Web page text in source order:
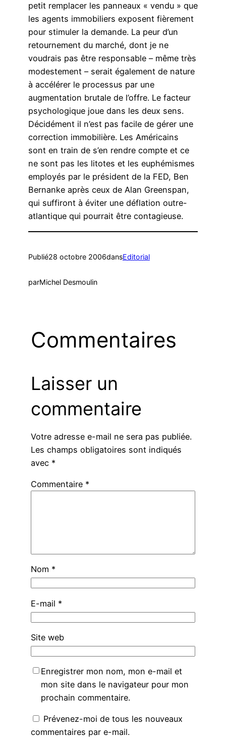
petit remplacer les panneaux « vendu » que
les agents immobiliers exposent fièrement
pour stimuler la demande. La peur d’un
retournement du marché, dont je ne
voudrais pas être responsable – même très
modestement – serait également de nature
à accélérer le processus par une
augmentation brutale de l’offre. Le facteur
psychologique joue dans les deux sens.
Décidément il n’est pas facile de gérer une
correction immobilière. Les Américains
sont en train de s’en rendre compte et ce
ne sont pas les litotes et les euphémismes
employés par le président de la FED, Ben
Bernanke après ceux de Alan Greenspan,
qui suffiront à éviter une déflation outre-
atlantique qui pourrait être contagieuse.
Publié28 octobre 2006dansEditorial
parMichel Desmoulin
Commentaires
Laisser un
commentaire
Votre adresse e-mail ne sera pas publiée.
Les champs obligatoires sont indiqués
avec *
Commentaire *
Nom *
E-mail *
Site web
Enregistrer mon nom, mon e-mail et
mon site dans le navigateur pour mon
prochain commentaire.
Prévenez-moi de tous les nouveaux
commentaires par e-mail.